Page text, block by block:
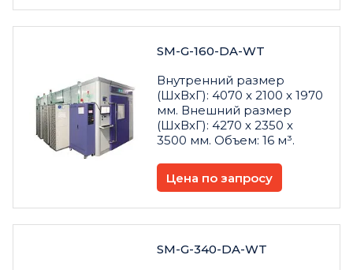
SM-G-160-DA-WT
Внутренний размер
(ШхВхГ): 4070 х 2100 х 1970
мм. Внешний размер
(ШхВхГ): 4270 х 2350 х
3500 мм. Объем: 16 м³.
Цена по запросу
SM-G-340-DA-WT